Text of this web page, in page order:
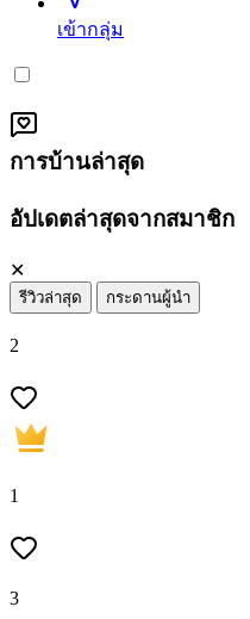
เข้ากลุ่ม
การบ้านล่าสุด
อัปเดตล่าสุดจากสมาชิก
✕
รีวิวล่าสุด กระดานผู้นำ
2
1
3